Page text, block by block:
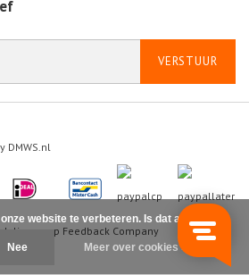
VERSTUUR
DMWS.nl
op Feedback Company
website te verbeteren. Is dat akkoord?
Nee Meer over cookies »